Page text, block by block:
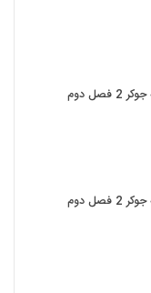
دانلود مسابقه جوکر 2 فصل دوم
دانلود مسابقه جوکر 2 فصل دوم